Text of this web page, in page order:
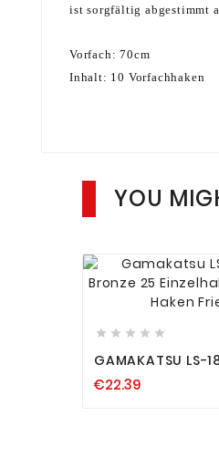
ist sorgfältig abgestimmt
Vorfach: 70cm
Inhalt: 10 Vorfachhaken
YOU
 
    
GAMAKATSU LS-
ANGELHAKEN
€22.39